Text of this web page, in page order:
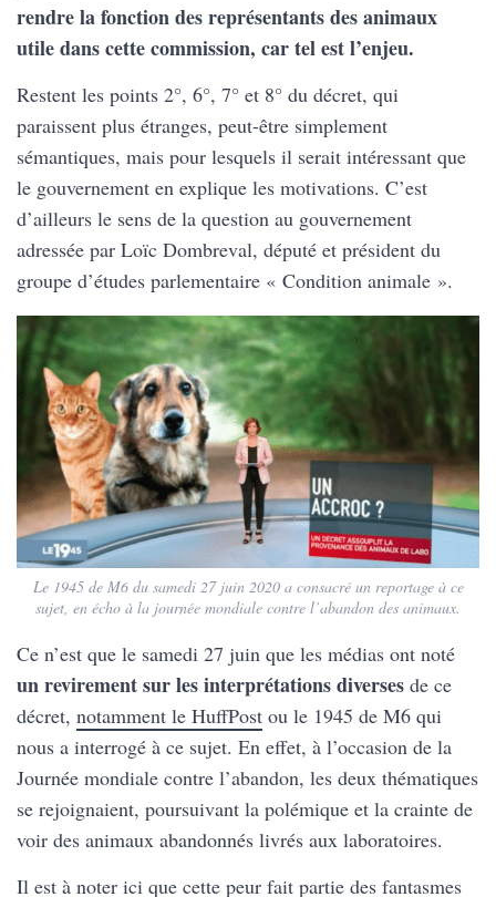
rendre la fonction des représentants des animaux
utile dans cette commission, car tel est l’enjeu.
Restent les points 2°, 6°, 7° et 8° du décret, qui
paraissent plus étranges, peut-être simplement
sémantiques, mais pour lesquels il serait intéressant que
le gouvernement en explique les motivations. C’est
d’ailleurs le sens de la question au gouvernement
adressée par Loïc Dombreval, député et président du
groupe d’études parlementaire « Condition animale ».
Le 1945 de M6 du samedi 27 juin 2020 a consacré un reportage à ce
sujet, en écho à la journée mondiale contre l’abandon des animaux.
Ce n’est que le samedi 27 juin que les médias ont noté
un revirement sur les interprétations diverses de ce
décret, notamment le HuffPost ou le 1945 de M6 qui
nous a interrogé à ce sujet. En effet, à l’occasion de la
Journée mondiale contre l’abandon, les deux thématiques
se rejoignaient, poursuivant la polémique et la crainte de
voir des animaux abandonnés livrés aux laboratoires.
Il est à noter ici que cette peur fait partie des fantasmes